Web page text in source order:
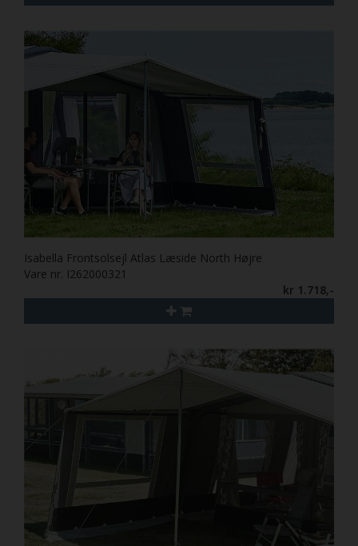
Isabella Frontsolsejl Atlas Læside North Højre
Vare nr. I262000321
kr 1.718,-